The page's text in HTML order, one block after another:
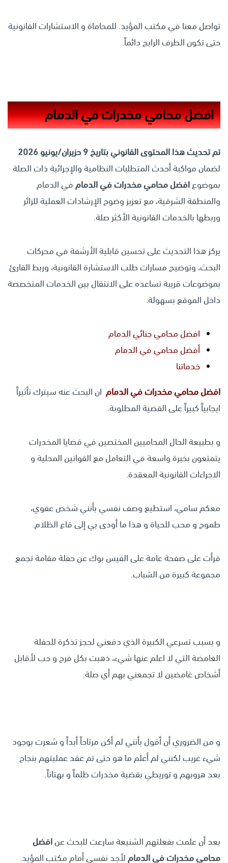
تواصل معنا في مكتب المؤيد. للمحاماة و الاستشارات القانونية
حتى تكون الطرف الرابح دائماً.
افضل محامي مخدرات في الدمام
تم تحديث هذا المحتوى القانوني بتاريخ 9 حزيران/يونيو 2026
لضمان مواكبة أحدث المتطلبات النظامية والإجرائية ذات الصلة
بموضوعافضل محامي مخدرات في الدمامفي الدمام
والمنطقة الشرقية، مع تعزيز وضوح الإرشادات العملية للزائر
وربطها بالخدمات القانونية الأكثر صلة.
يركز هذا التحديث على تحسين قابلية الأرشفة في محركات
البحث، وتوضيح مسارات طلب الاستشارة القانونية، وربط القارئ
بموضوعات قريبة تساعده على الانتقال بين الخدمات المتخصصة
داخل الموقع بسهولة.
افضل محامي جنائي الدمام
أفضل محامي في الدمام
خدماتنا
افضل محامي مخدرات في الدمام ان البحث عنه سيترك تأثيراً
ايجابياً كبيراً على القضية المطلوبة.
و بطبيعة الحال المحاميين المختصين في قضايا المخدرات
يتمتعون بخبرة واسعة في التعامل مع القوانين المحلية و
الاجراءات القانونية المعقدة.
معكم سامي، استطيع وصف نفسي بأنني شخص عفوي،
طموح و محب للحياة و هذا ما أودى بي إلى قاع الظلام.
قرأت على صفحة عامة على الفيس بوك عن حفلة مقامة تجمع
مجموعة كبيرة من الشباب.
و بسبب تسرعي الكبيرة الذي دفعني لحجز تذكرة للحفلة
الغامضة التي لا اعلم عنها شيء، ذهبت بكل فرح و حب لأقابل
أشخاص غامضين لا تجمعني بهم أي صلة.
و من الضروري أن أقول بأنني لم أكن مرتاحاً أبداً و شعرت بوجود
شيء غريب لكنني لم أعلم ما هو حتى تم عقد عمليتهم بنجاح
بعد هروبهم و توريطي بقضية مخدرات ظلماً و بهتاناً.
بعد أن علمت بفعلتهم الشنيعة سارعت للبحث عنافضل
محامي مخدرات في الدماملأجد نفسي أمام مكتب المؤيد.